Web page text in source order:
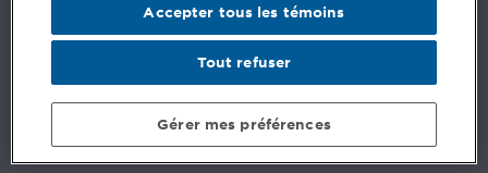
Commentaires
Sécurité et confidentialité
Conditions générales
© Ordre des comptables professionnels agréés du Québec
Gérer mes préférences
Tout refuser
Accepter tous les témoins